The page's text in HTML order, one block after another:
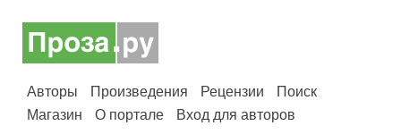
Авторы Произведения Рецензии
Поиск
Магазин
О портале Вход для авторов